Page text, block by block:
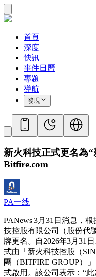
首頁
深度
快訊
事件日曆
專題
導航
發現
新火科技正式更名為
Bitfire.com
PA一线
PANews 3月31日消息，
技控股有限公司（股份代
牌更名。自2026年3月31
式由「新火科技控股（
團（BITFIRE GROUP）
式啟用。該公司表示：“